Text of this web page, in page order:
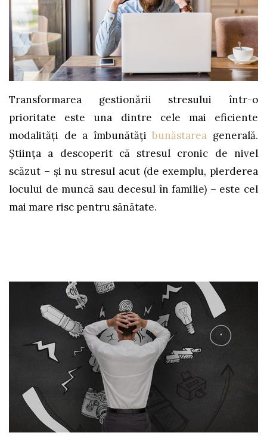
Transformarea gestionării stresului într-o
prioritate este una dintre cele mai eficiente
modalități de a îmbunătățibunăstarea generală.
Știința a descoperit că stresul cronic de nivel
scăzut – și nu stresul acut (de exemplu, pierderea
locului de muncă sau decesul în familie) – este cel
mai mare risc pentru sănătate.